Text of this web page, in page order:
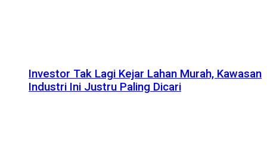
Investor Tak Lagi Kejar Lahan Murah, Kawasan
Industri Ini Justru Paling Dicari